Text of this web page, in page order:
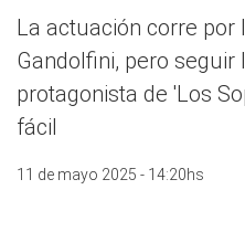
La actuación corre
Gandolfini, pero seguir
protagonista de 'Los
fácil
11 de mayo 2025 - 14:20hs